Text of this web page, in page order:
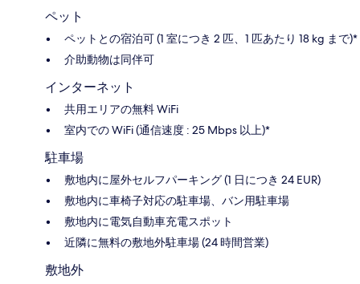
ペット
ペットとの宿泊可 (1 室につき 2 匹、1 匹あたり 18 kg まで)*
介助動物は同伴可
インターネット
共用エリアの無料 WiFi
室内での WiFi (通信速度 : 25 Mbps 以上)*
駐車場
敷地内に屋外セルフパーキング (1 日につき 24 EUR)
敷地内に車椅子対応の駐車場、バン用駐車場
敷地内に電気自動車充電スポット
近隣に無料の敷地外駐車場 (24 時間営業)
敷地外